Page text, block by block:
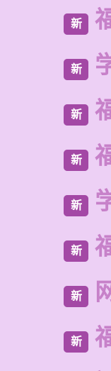
新
新
新
新
新
新
新
新